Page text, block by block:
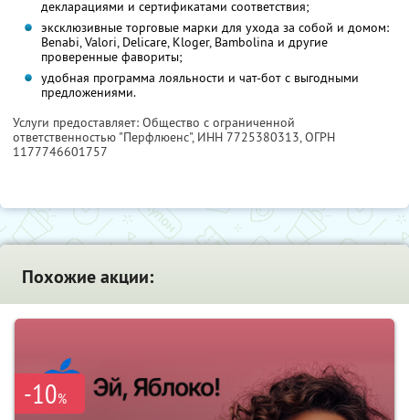
декларациями и сертификатами соответствия;
эксклюзивные торговые марки для ухода за собой и домом:
Benabi, Valori, Delicare, Kloger, Bambolina и другие
проверенные фавориты;
удобная программа лояльности и чат-бот с выгодными
предложениями.
Услуги предоставляет: Общество с ограниченной
ответственностью "Перфлюенс", ИНН 7725380313, ОГРН
1177746601757
Похожие акции:
-10%